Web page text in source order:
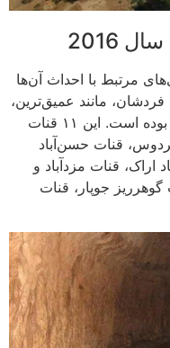
2016
مرتبط با احداث آن‌ها
مانند عمیق‌ترین،
طولانی‌ترین، یا قدیمی‌ترین قنات ایران بوده‌ است. این ۱۱ قنات
قنات حسن‌آباد
اراک، قنات مزدآباد و
جوپار، قنات